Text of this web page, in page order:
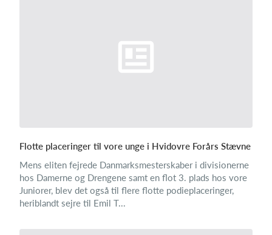
Flotte placeringer til vore unge i Hvidovre Forårs Stævne
Mens eliten fejrede Danmarksmesterskaber i divisionerne
hos Damerne og Drengene samt en flot 3. plads hos vore
Juniorer, blev det også til flere flotte podieplaceringer,
heriblandt sejre til Emil T...